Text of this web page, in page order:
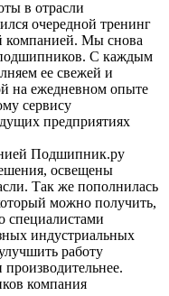
в отрасли
очередной тренинг
компанией. Мы снова
С каждым
ее свежей и
на ежедневном опыте
сервису
предприятиях
Подшипник.ру
освещены
Так же пополнилась
можно получить,
специалистами
индустриальных
работу
производительнее.
компания